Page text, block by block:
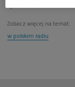
sylwetki ofiar Foto: PR
Zobacz więcej na temat:
w polskim radiu